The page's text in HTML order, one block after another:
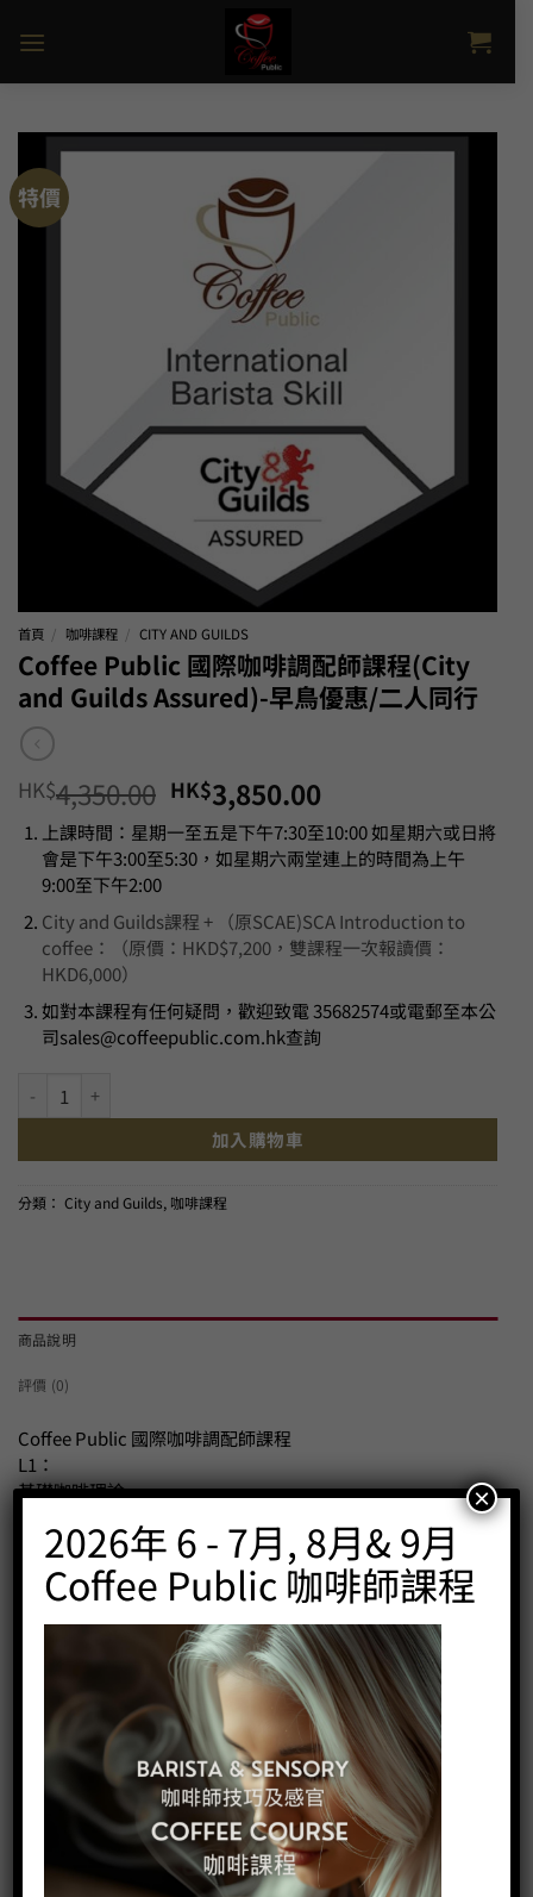
特價
首頁 / 咖啡課程 / CITY AND GUILDS
Coffee Public 國際咖啡調配師課程(City
and Guilds Assured)-早鳥優惠/二人同行
HK$4,350.00 Original
price
was:
HK$4,350.00.
HK$3,850.00Current
price
is:
HK$3,850.00.
上課時間：星期一至五是下午7:30至10:00 如星期六或日將
會是下午3:00至5:30，如星期六兩堂連上的時間為上午
9:00至下午2:00
City and Guilds課程 + （原SCAE)SCA Introduction to
coffee：（原價：HKD$7,200，雙課程一次報讀價：
HKD6,000）
如對本課程有任何疑問，歡迎致電 35682574或電郵至本公
司sales@coffeepublic.com.hk查詢
加入購物車
分類： City and Guilds, 咖啡課程
商品說明
評價 (0)
Coffee Public 國際咖啡調配師課程
L1：
基礎咖啡理論-
咖啡理論，咖啡的歷史，咖啡植物學，咖啡處理方法，沖煮
方法，咖啡器具，咖啡設備維護，咖啡烘焙展示
L2：
品嚐咖啡技巧及研磨與沖煮方法實習-
法式壓壼、虹吸壼、 手沖壼、及冰滴咖啡沖煮法
Espresso製作原理、示範和實習，半自動咖啡機之日常清潔,
保養，咖啡特調: SOE Espresso Tonic-
L4：
a)奶泡製作(Milk Faming)原理及示範(I)
b)牛奶咖啡(Latte)及拉花(Latte art)製作技巧示範及實習(I)
c)咖啡特調: Dirty
a)奶泡製作(Milk Foaming)原理及示範(II)
泡沬咖啡(Cappuccino)和拉花(Latte Art)製作技巧示範及實習
2026年 6 - 7月, 8月& 9月
Coffee Public 咖啡師課程
×